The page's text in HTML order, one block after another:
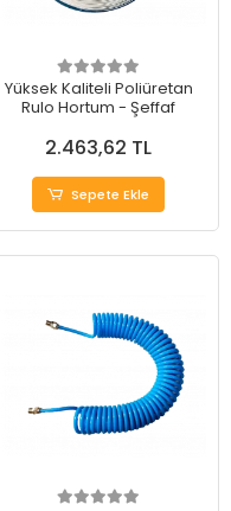
Yüksek Kaliteli Poliüretan
Rulo Hortum - Şeffaf
2.463,62 TL
Sepete Ekle